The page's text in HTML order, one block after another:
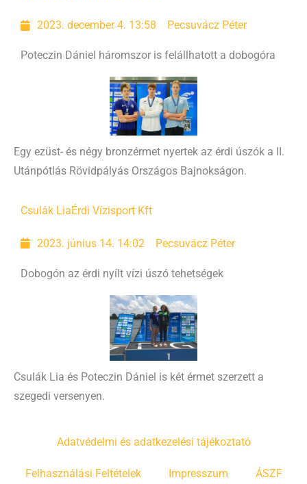
2023. december 4. 13:58 Pecsuvácz Péter
Poteczin Dániel háromszor is felállhatott a dobogóra
Egy ezüst- és négy bronzérmet nyertek az érdi úszók a II.
Utánpótlás Rövidpályás Országos Bajnokságon.
Csulák LiaÉrdi Vízisport Kft
2023. június 14. 14:02 Pecsuvácz Péter
Dobogón az érdi nyílt vízi úszó tehetségek
Csulák Lia és Poteczin Dániel is két érmet szerzett a
szegedi versenyen.
Adatvédelmi és adatkezelési tájékoztató
Felhasználási Feltételek Impresszum ÁSZF